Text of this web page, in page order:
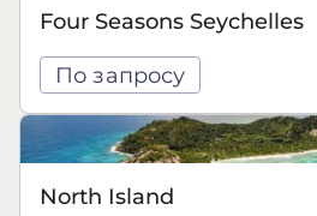
Four Seasons Seychelles
По запросу
North Island